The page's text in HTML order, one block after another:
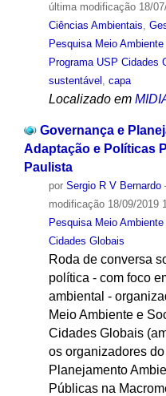
última modificação18/
Ciências Ambientais,
Pesquisa Meio
Programa USP Cidades
sustentável , capa
Localizado em
Governança e
Adaptação e Políticas
Paulista
por Sergio R V Bernardo
modificação18/09/2019
Pesquisa Meio
Cidades Globais
Roda de conversa
política - com foco
ambiental -
Meio Ambiente e
Cidades Globais
os organizadores
Planejamento
Públicas na